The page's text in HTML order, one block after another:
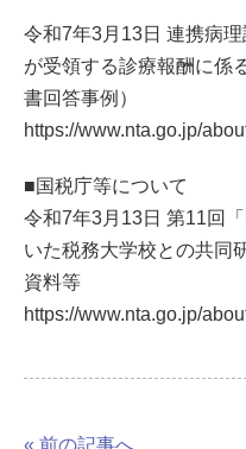
令和7年3月13日 連携病
が受領する診療報酬に係
書回答事例）
https://www.nta.go.jp/
■国税庁等について
令和7年3月13日 第11回
いた税務大学校との共同
資料等
https://www.nta.go.jp/
« 前の記事へ